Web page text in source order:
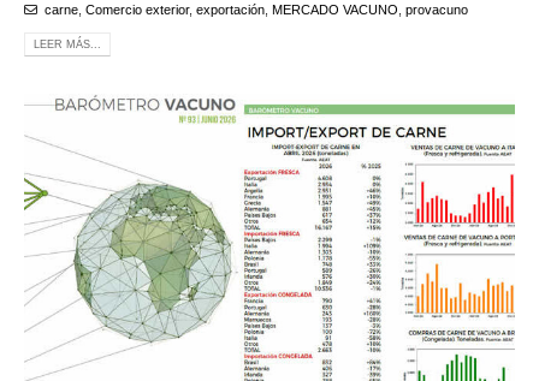
carne, Comercio exterior, exportación, MERCADO VACUNO provacuno
LEER MÁS...